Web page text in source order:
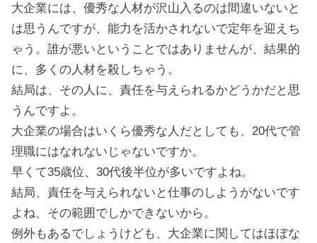
大企業には、優秀な人材が沢山入るのは間違いないと
は思うんですが、能力を活かされないで定年を迎えち
ゃう。誰が悪いということではありませんが、結果的
に、多くの人材を殺しちゃう。
結局は、その人に、責任を与えられるかどうかだと思
うんですよ。
大企業の場合はいくら優秀な人だとしても、20代で管
理職にはなれないじゃないですか。
早くて35歳位、30代後半位が多いですよね。
結局、責任を与えられないと仕事のしようがないです
よね、その範囲でしかできないから。
例外もあるでしょうけども、大企業に関してはほぼな